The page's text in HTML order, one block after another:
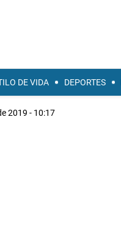
DE VIDA DEPORTES
2019 - 10:17